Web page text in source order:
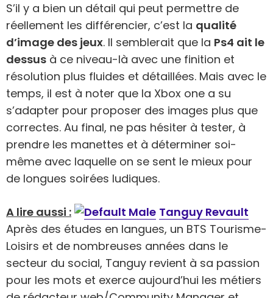
S’il y a bien un détail qui peut permettre de
réellement les différencier, c’est la qualité
d’image des jeux. Il semblerait que la Ps4 ait le
dessus à ce niveau-là avec une finition et
résolution plus fluides et détaillées. Mais avec le
temps, il est à noter que la Xbox one a su
s’adapter pour proposer des images plus que
correctes. Au final, ne pas hésiter à tester, à
prendre les manettes et à déterminer soi-
même avec laquelle on se sent le mieux pour
de longues soirées ludiques.
A lire aussi :
Tanguy Revault
Après des études en langues, un BTS Tourisme-
Loisirs et de nombreuses années dans le
secteur du social, Tanguy revient à sa passion
pour les mots et exerce aujourd’hui les métiers